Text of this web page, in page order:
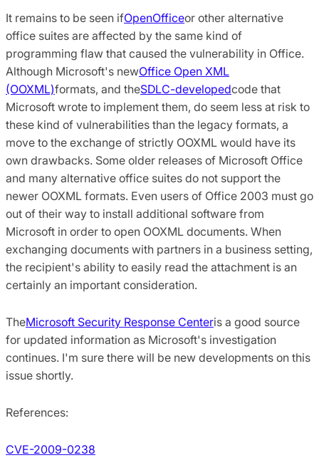
It remains to be seen ifOpenOfficeor other alternative
office suites are affected by the same kind of
programming flaw that caused the vulnerability in Office.
Although Microsoft's newOffice Open XML
(OOXML)formats, and theSDLC-developedcode that
Microsoft wrote to implement them, do seem less at risk to
these kind of vulnerabilities than the legacy formats, a
move to the exchange of strictly OOXML would have its
own drawbacks. Some older releases of Microsoft Office
and many alternative office suites do not support the
newer OOXML formats. Even users of Office 2003 must go
out of their way to install additional software from
Microsoft in order to open OOXML documents. When
exchanging documents with partners in a business setting,
the recipient's ability to easily read the attachment is an
certainly an important consideration.
TheMicrosoft Security Response Centeris a good source
for updated information as Microsoft's investigation
continues. I'm sure there will be new developments on this
issue shortly.
References:
CVE-2009-0238